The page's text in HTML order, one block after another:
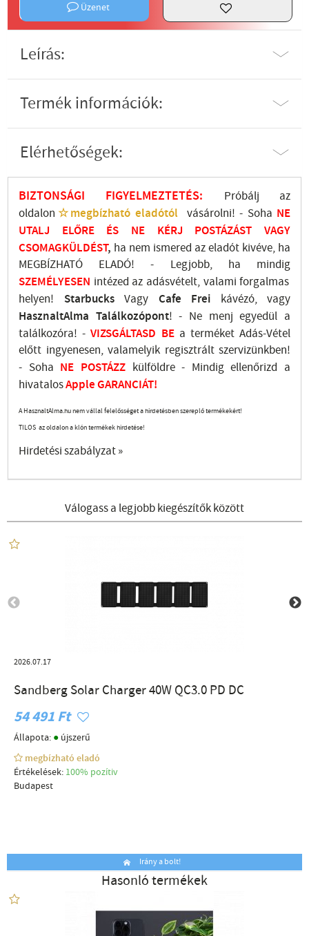
Üzenet
Leírás:
Termék információk:
Elérhetőségek:
BIZTONSÁGI FIGYELMEZTETÉS:
Próbálj az
oldalon ☆megbízható eladótól vásárolni! - Soha NE
UTALJ ELŐRE ÉS NE KÉRJ POSTÁZÁST VAGY
CSOMAGKÜLDÉST, ha nem ismered az eladót kivéve, ha
MEGBÍZHATÓ ELADÓ! - Legjobb, ha mindig
SZEMÉLYESEN intézed az adásvételt, valami forgalmas
helyen! StarbucksVagy Cafe Frei kávézó, vagy
HasznaltAlma Találkozópont! - Ne menj egyedül a
találkozóra! - VIZSGÁLTASD BEa terméket Adás-Vétel
előtt ingyenesen, valamelyik regisztrált szervizünkben!
- Soha NE POSTÁZZ külföldre- Mindig ellenőrizd a
hivatalosApple GARANCIÁT!
A HasznaltAlma.hu nem vállal felelősséget a hirdetésben szereplő termékekért!
TILOS az oldalon a klón termékek hirdetése!
Hirdetési szabályzat »
Válogass a legjobb kiegészítők között
2026.07.17
Sandberg Solar Charger 40W QC3.0 PD DC
54 491 Ft
Állapota: ● újszerű
megbízható eladó
Értékelések: 100% pozítiv
Budapest
Irány a bolt!
Hasonló termékek